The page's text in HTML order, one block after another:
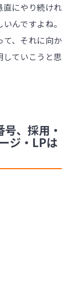
直にやり続けれ
んですよね。
て、それに向か
ていこうと思
、採用・
ジ・LPは